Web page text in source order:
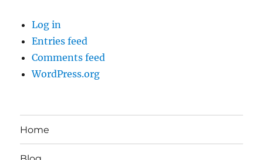
Log in
Entries feed
Comments feed
WordPress.org
Home